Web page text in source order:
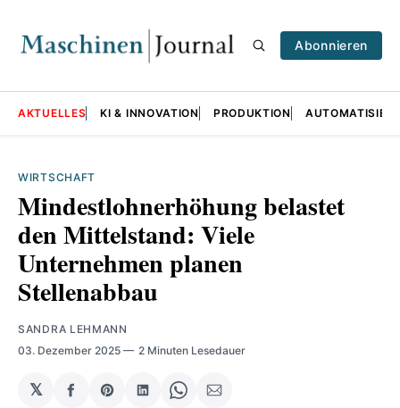
Abonnieren
AKTUELLES KI & INNOVATION PRODUKTION
WIRTSCHAFT
Mindestlohnerhöhung belastet
den Mittelstand: Viele
Unternehmen planen
Stellenabbau
SANDRA LEHMANN
03. Dezember 2025
2 Minuten Lesedauer
𝕏
auf
Shareauf
Shareper